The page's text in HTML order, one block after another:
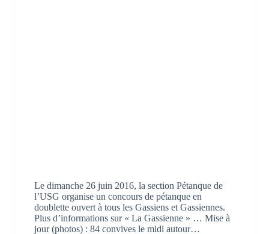
Le dimanche 26 juin 2016, la section Pétanque de
l’USG organise un concours de pétanque en
doublette ouvert à tous les Gassiens et Gassiennes.
Plus d’informations sur « La Gassienne » … Mise à
jour (photos) : 84 convives le midi autour…